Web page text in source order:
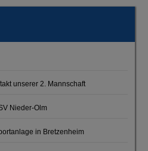
unserer 2. Mannschaft
Nieder-Olm
in Bretzenheim